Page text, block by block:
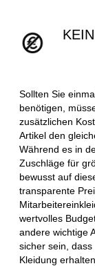
Sollten Sie
benötigen,
zusätzlichen
Artikel den
Während es in
Zuschläge für
bewusst auf
transparente
wertvolles
andere wichtige
sicher sein,
Kleidung